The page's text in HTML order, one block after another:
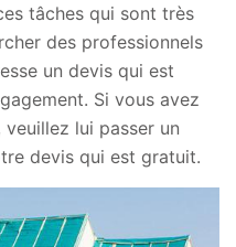
tâches qui sont très
des professionnels
un devis qui est
Si vous avez
lui passer un
devis qui est gratuit.